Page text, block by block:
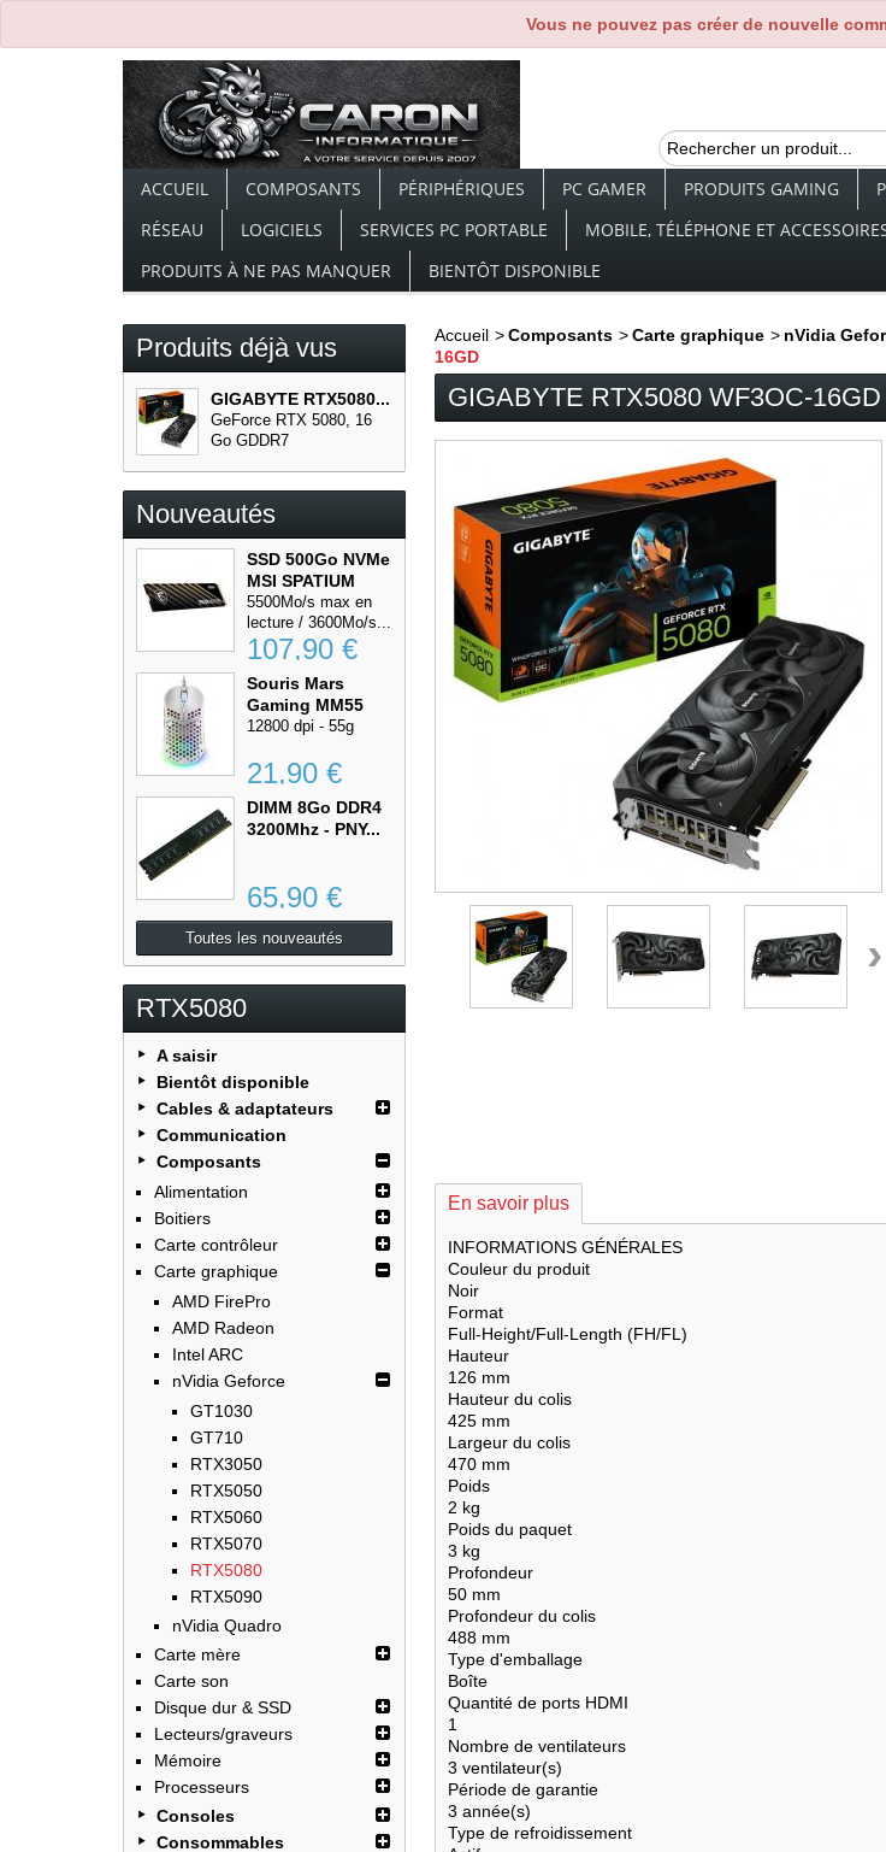
Vous ne pouvez pas créer de nouvelle
ACCUEIL COMPOSANTS PÉRIPHÉRIQUES PC GAMER PRODUITS GAMING
RÉSEAU
LOGICIELS SERVICES PC PORTABLE MOBILE, TÉLÉPHONE ET
PRODUITS À NE PAS MANQUER
BIENTÔT DISPONIBLE
Produits déjà vus
GIGABYTE RTX5080...
GeForce RTX 5080, 16
Go GDDR7
Nouveautés
SSD 500Go NVMe
MSI SPATIUM
M470...
5500Mo/s max en
lecture / 3600Mo/s...
107,90 €
Souris Mars
Gaming MM55
RGB,...
12800 dpi - 55g
21,90 €
DIMM 8Go DDR4
3200Mhz - PNY...
65,90 €
Toutes les nouveautés
RTX5080
A saisir
Bientôt disponible
Cables & adaptateurs
Communication
Composants
Alimentation
Boitiers
Carte contrôleur
Carte graphique
AMD FirePro
AMD Radeon
Intel ARC
nVidia Geforce
GT1030
GT710
RTX3050
RTX5050
RTX5060
RTX5070
RTX5080
RTX5090
nVidia Quadro
Carte mère
Carte son
Disque dur & SSD
Lecteurs/graveurs
Mémoire
Processeurs
Consoles
Consommables
Accueil > Composants > Carte graphique > nVidia
16GD
GIGABYTE RTX5080 WF3OC-
›
En savoir plus
INFORMATIONS GÉNÉRALES
Couleur du produit
Noir
Format
Full-Height/Full-Length (FH/FL)
Hauteur
126 mm
Hauteur du colis
425 mm
Largeur du colis
470 mm
Poids
2 kg
Poids du paquet
3 kg
Profondeur
50 mm
Profondeur du colis
488 mm
Type d'emballage
Boîte
Quantité de ports HDMI
1
Nombre de ventilateurs
3 ventilateur(s)
Période de garantie
3 année(s)
Type de refroidissement